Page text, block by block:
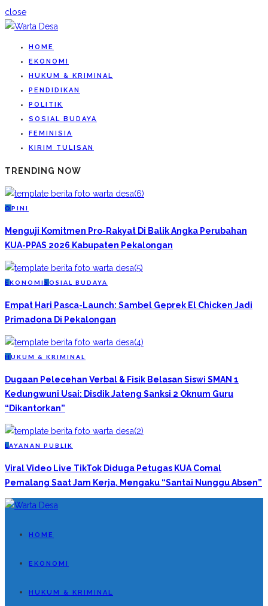
close
HOME
EKONOMI
HUKUM & KRIMINAL
PENDIDIKAN
POLITIK
SOSIAL BUDAYA
FEMINISIA
KIRIM TULISAN
TRENDING NOW
O PINI
Menguji Komitmen Pro-Rakyat Di Balik Angka Perubahan
KUA-PPAS 2026 Kabupaten Pekalongan
EKONOMI S OSIAL BUDAYA
Empat Hari Pasca-Launch: Sambel Geprek El Chicken Jadi
Primadona Di Pekalongan
H UKUM & KRIMINAL
Dugaan Pelecehan Verbal & Fisik Belasan Siswi SMAN 1
Kedungwuni Usai: Disdik Jateng Sanksi 2 Oknum Guru
“Dikantorkan”
L AYANAN PUBLIK
Viral Video Live TikTok Diduga Petugas KUA Comal
Pemalang Saat Jam Kerja, Mengaku “Santai Nunggu Absen”
HOME
EKONOMI
HUKUM & KRIMINAL